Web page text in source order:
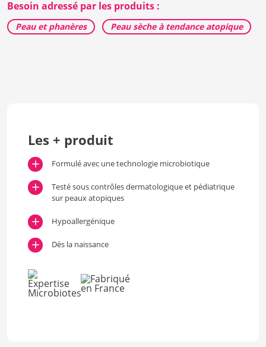
Besoin adressé par les produits :
Peau et phanères Peau sèche à tendance atopique
Les + produit
Formulé avec une technologie microbiotique
Testé sous contrôles dermatologique et pédiatrique
sur peaux atopiques
Hypoallergénique
Dès la naissance